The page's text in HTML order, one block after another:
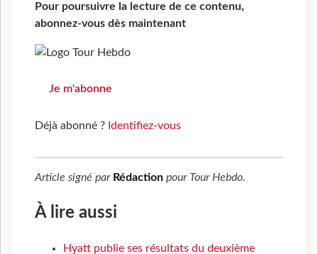
Pour poursuivre la lecture de ce contenu,
abonnez-vous dès maintenant
Je m'abonne
Déjà abonné ? Identifiez-vous
Article signé par Rédaction pour Tour Hebdo.
À lire aussi
Hyatt publie ses résultats du deuxième